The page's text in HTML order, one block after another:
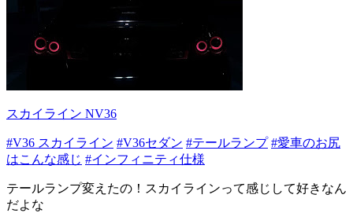
スカイライン NV36
#V36 スカイライン #V36セダン #テールランプ #愛車のお尻
はこんな感じ #インフィニティ仕様
テールランプ変えたの！スカイラインって感じして好きなん
だよな